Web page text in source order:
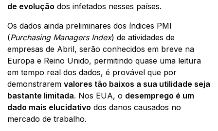
de evolução dos infetados nesses países.
Os dados ainda preliminares dos índices PMI
(Purchasing Managers Index) de atividades de
empresas de Abril, serão conhecidos em breve na
Europa e Reino Unido, permitindo quase uma leitura
em tempo real dos dados, é provável que por
demonstrarem valores tão baixos a sua utilidade seja
bastante limitada. Nos EUA, o desemprego é um
dado mais elucidativo dos danos causados no
mercado de trabalho.